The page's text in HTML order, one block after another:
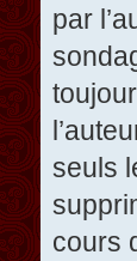
par
seuls
cours